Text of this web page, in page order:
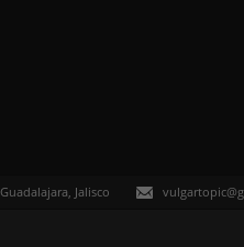
Guadalajara, Jalisco